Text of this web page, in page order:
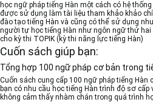
học ngữ pháp tiếng Hàn một cách có hệ
được sử dụng làm tài liệu tham khảo khảo
đào tạo tiếng Hàn và cũng có thể sử dụng
người tự học tiếng Hàn như ngôn ngữ thứ hai
cho kỳ thi TOPIK (kỳ thi năng lực tiếng Hàn)
Cuốn sách giúp bạn:
Tổng hợp 100 ngữ pháp cơ bản trong
Cuốn sách cung cấp 100 ngữ pháp tiếng Hàn
bạn có nhu cầu học tiếng Hàn trình độ sơ
không cảm thấy nhàm chán trong quá trình